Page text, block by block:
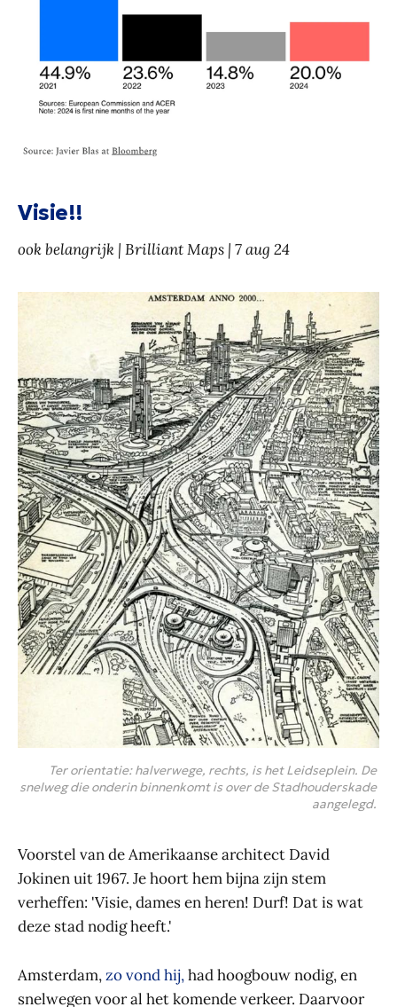
Visie!!
ook belangrijk | Brilliant Maps | 7 aug 24
Ter orientatie: halverwege, rechts, is het Leidseplein. De
snelweg die onderin binnenkomt is over de Stadhouderskade
aangelegd.
Voorstel van de Amerikaanse architect David
Jokinen uit 1967. Je hoort hem bijna zijn stem
verheffen: 'Visie, dames en heren! Durf! Dat is wat
deze stad nodig heeft.'
Amsterdam,zo vond hij,had hoogbouw nodig, en
snelwegen voor al het komende verkeer. Daarvoor